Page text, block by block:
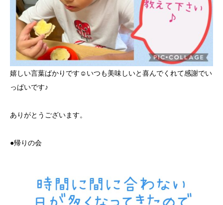
嬉しい言葉ばかりです☺️いつも美味しいと喜んでくれて感謝でい
っぱいです♪
ありがとうございます。
●帰りの会